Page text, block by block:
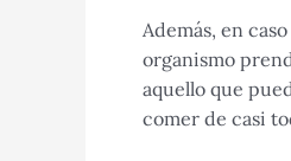
Además, en
organismo
aquello que
comer de casi